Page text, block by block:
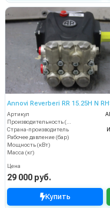
Annovi Reverberi RR 15.25H N
Артикул
Производительность (л/ч)
Страна-производитель
Рабочее давление (бар)
Мощность (кВт)
Масса (кг)
Цена
29 000 руб.
Купить